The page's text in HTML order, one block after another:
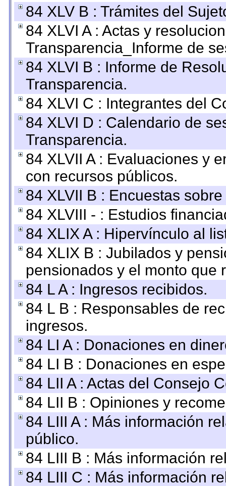
84 XLV B : Trámites del
84 XLVI A : Actas y
Transparencia_Informe de
84 XLVI B : Informe de
Transparencia.
84 XLVI C : Integrantes del
84 XLVI D : Calendario de
Transparencia.
84 XLVII A : Evaluaciones y
con recursos públicos.
84 XLVII B : Encuestas
84 XLVIII - : Estudios
84 XLIX A : Hipervínculo al
84 XLIX B : Jubilados y
pensionados y el monto que
84 L A : Ingresos recibidos.
84 L B : Responsables de
ingresos.
84 LI A : Donaciones en
84 LI B : Donaciones en
84 LII A : Actas del Consejo
84 LII B : Opiniones y
84 LIII A : Más información
público.
84 LIII B : Más información
84 LIII C : Más información